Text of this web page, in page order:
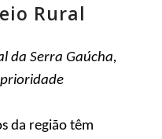
Rural
da Serra Gaúcha,
da região têm